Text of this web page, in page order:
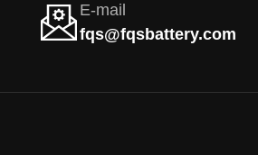
E-mail
fqs@fqsbattery.com